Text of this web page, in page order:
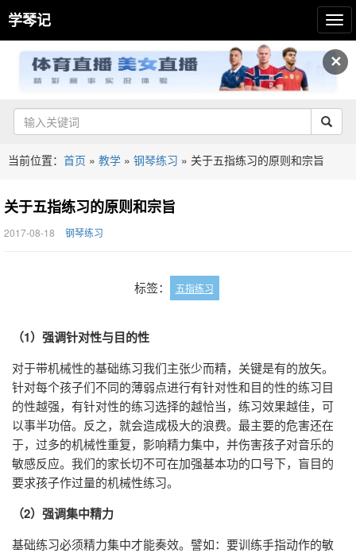
✕
学琴记
当前位置： 首页 » 教学 » 钢琴练习 » 关于五指练习的原则和宗旨
关于五指练习的原则和宗旨
2017-08-18 钢琴练习
标签： 五指练习
（1）强调针对性与目的性
对于带机械性的基础练习我们主张少而精，关键是有的放矢。
针对每个孩子们不同的薄弱点进行有针对性和目的性的练习目
的性越强，有针对性的练习选择的越恰当，练习效果越佳，可
以事半功倍。反之，就会造成极大的浪费。最主要的危害还在
于，过多的机械性重复，影响精力集中，并伤害孩子对音乐的
敏感反应。我们的家长切不可在加强基本功的口号下，盲目的
要求孩子作过量的机械性练习。
（2）强调集中精力
基础练习必须精力集中才能奏效。譬如：要训练手指动作的敏